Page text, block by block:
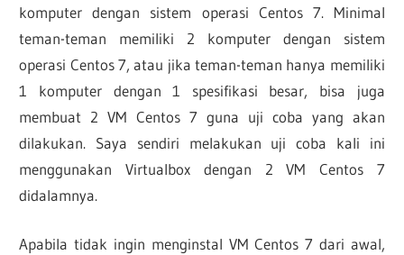
komputer dengan sistem operasi Centos 7. Minimal
teman-teman memiliki 2 komputer dengan sistem
operasi Centos 7, atau jika teman-teman hanya memiliki
1 komputer dengan 1 spesifikasi besar, bisa juga
membuat 2 VM Centos 7 guna uji coba yang akan
dilakukan. Saya sendiri melakukan uji coba kali ini
menggunakan Virtualbox dengan 2 VM Centos 7
didalamnya.
Apabila tidak ingin menginstal VM Centos 7 dari awal,